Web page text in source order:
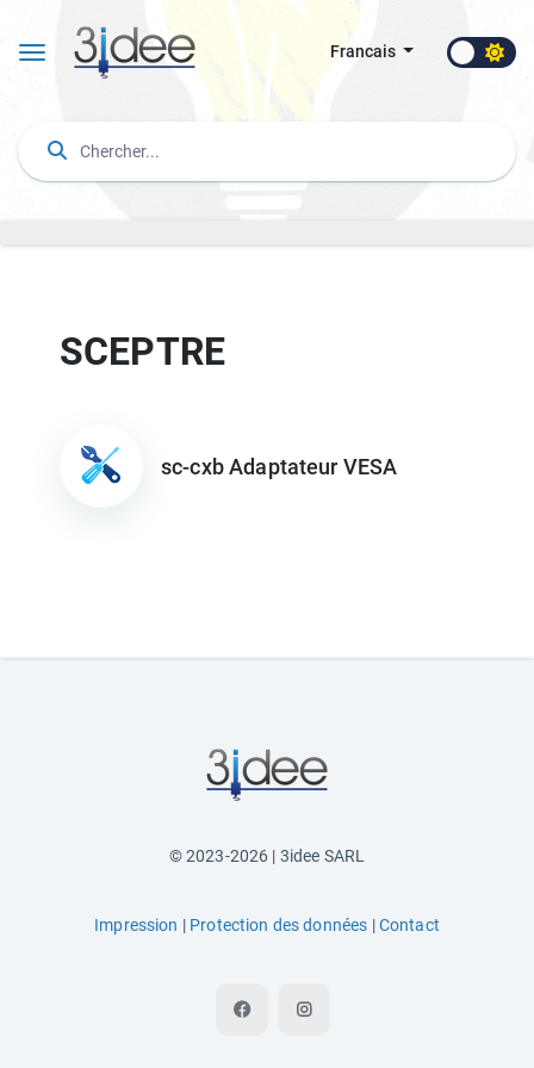
Francais
SCEPTRE
sc-cxb Adaptateur VESA
© 2023-2026 | 3idee SARL
Impression | Protection des données |Contact